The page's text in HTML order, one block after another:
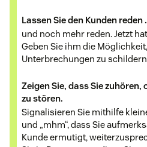
Lassen Sie den Kunden reden
und noch mehr reden. Jetzt
Geben Sie ihm die
Unterbrechungen zu
Zeigen Sie, dass Sie
zu stören.
Signalisieren Sie mithilfe
und „mhm“, dass Sie
Kunde ermutigt,